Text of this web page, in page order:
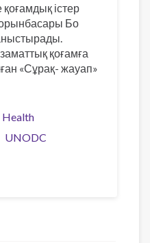
істер
Бо
қоғамға
«Сұрақ- жауап»
Health
UNODC